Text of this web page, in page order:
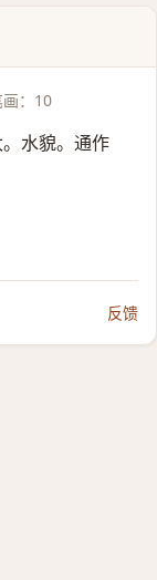
画：10
。水貌。通作
反馈